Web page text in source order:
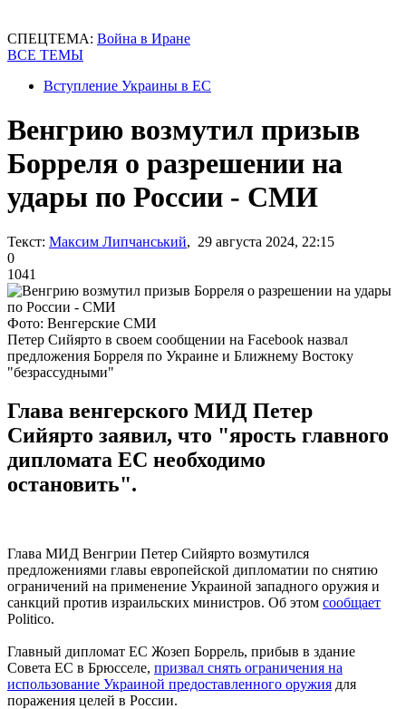
СПЕЦТЕМА: Война в Иране
ВСЕ ТЕМЫ
Вступление Украины в ЕС
Венгрию возмутил призыв
Борреля о разрешении на
удары по России - СМИ
Текст: Максим Липчанський, 29 августа 2024, 22:15
0
1041
Фото: Венгерские СМИ
Петер Сийярто в своем сообщении на Facebook назвал
предложения Борреля по Украине и Ближнему Востоку
"безрассудными"
Глава венгерского МИД Петер
Сийярто заявил, что "ярость главного
дипломата ЕС необходимо
остановить".
Глава МИД Венгрии Петер Сийярто возмутился
предложениями главы европейской дипломатии по снятию
ограничений на применение Украиной западного оружия и
санкций против израильских министров. Об этом сообщает
Politico.
Главный дипломат ЕС Жозеп Боррель, прибыв в здание
Совета ЕС в Брюсселе, призвал снять ограничения на
использование Украиной предоставленного оружия для
поражения целей в России.